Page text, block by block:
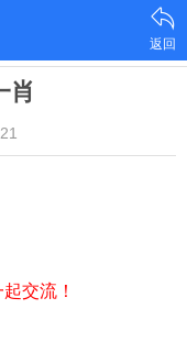
返回
肖
交流！